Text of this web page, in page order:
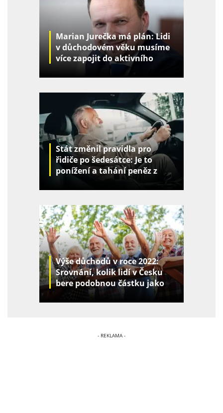
Marian Jurečka má plán: Lidi
v důchodovém věku musíme
více zapojit do aktivního
Stát změnil pravidla pro
řidiče po šedesátce: Je to
ponížení a tahání peněz z
Výše důchodů v roce 2022:
Srovnání, kolik lidí v Česku
bere podobnou částku jako